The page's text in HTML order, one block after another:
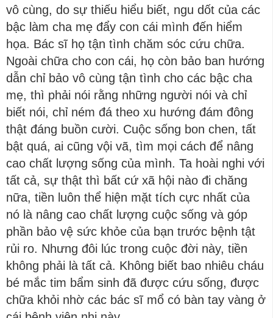
vô cùng, do sự thiếu hiểu biết, ngu dốt của các
bậc làm cha mẹ đẩy con cái mình đến hiểm
họa. Bác sĩ họ tận tình chăm sóc cứu chữa.
Ngoài chữa cho con cái, họ còn bảo ban hướng
dẫn chỉ bảo vô cùng tận tình cho các bậc cha
mẹ, thì phải nói rằng những người nói và chỉ
biết nói, chỉ ném đá theo xu hướng đám đông
thật đáng buồn cười. Cuộc sống bon chen, tất
bật quá, ai cũng vội vã, tìm mọi cách để nâng
cao chất lượng sống của mình. Ta hoài nghi với
tất cả, sự thật thì bất cứ xã hội nào đi chăng
nữa, tiền luôn thể hiện mặt tích cực nhất của
nó là nâng cao chất lượng cuộc sống và góp
phần bảo vệ sức khỏe của bạn trước bệnh tật
rủi ro. Nhưng đôi lúc trong cuộc đời này, tiền
không phải là tất cả. Không biết bao nhiêu cháu
bé mắc tim bẩm sinh đã được cứu sống, được
chữa khỏi nhờ các bác sĩ mổ có bàn tay vàng ở